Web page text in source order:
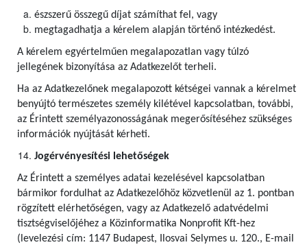
észszerű összegű díjat számíthat fel, vagy
megtagadhatja a kérelem alapján történő intézkedést.
A kérelem egyértelműen megalapozatlan vagy túlzó
jellegének bizonyítása az Adatkezelőt terheli.
Ha az Adatkezelőnek megalapozott kétségei vannak a kérelmet
benyújtó természetes személy kilétével kapcsolatban, további,
az Érintett személyazonosságának megerősítéséhez szükséges
információk nyújtását kérheti.
Jogérvényesítési lehetőségek
Az Érintett a személyes adatai kezelésével kapcsolatban
bármikor fordulhat az Adatkezelőhöz közvetlenül az 1. pontban
rögzített elérhetőségen, vagy az Adatkezelő adatvédelmi
tisztségviselőjéhez a Közinformatika Nonprofit Kft-hez
(levelezési cím: 1147 Budapest, Ilosvai Selymes u. 120., E-mail